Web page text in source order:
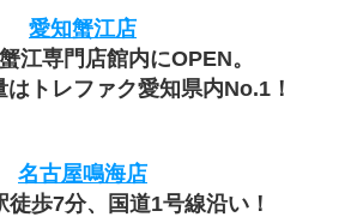
愛知蟹江店
江専門店館内にOPEN。
トレファク愛知県内No.1！
名古屋鳴海店
徒歩7分、国道1号線沿い！